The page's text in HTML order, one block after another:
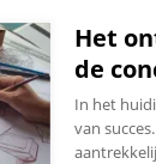
Het
de
In het
van